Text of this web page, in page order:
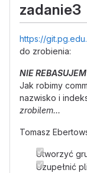
zadanie3
https://
do zrobienia:
NIE
Jak robimy
nazwisko i
zrobilem...
Tomasz
Utworzyć
Uzupełnić